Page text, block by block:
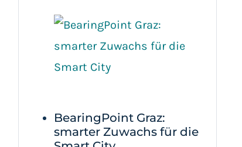
BearingPoint Graz:
smarter Zuwachs für die